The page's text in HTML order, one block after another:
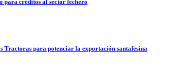
para créditos al sector lechero
Tractoras para potenciar la exportación santafesina